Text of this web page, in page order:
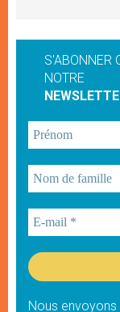
S'ABONNER
NOTRE
Nous envoyons